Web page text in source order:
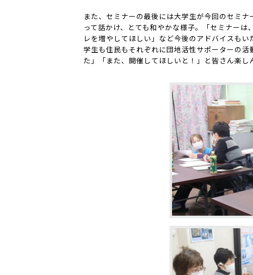
また、セミナーの最後には大学生が今回のセミ
って話かけ、とても和やかな様子。「セミナー
レを増やしてほしい」など今後のアドバイスもい
学生も住民もそれぞれに団地活性サポーターの
た」「また、開催してほしいと！」と皆さん楽し